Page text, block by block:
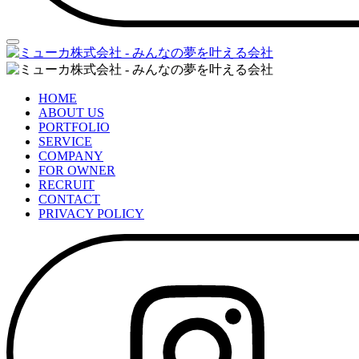
HOME
ABOUT US
PORTFOLIO
SERVICE
COMPANY
FOR OWNER
RECRUIT
CONTACT
PRIVACY POLICY